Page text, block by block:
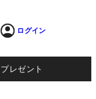
ログイン
プレゼント